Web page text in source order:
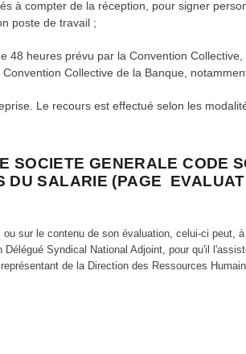
à compter de la réception, pour signer
poste de travail ;
48 heures prévu par la Convention
Collective de la Banque,
Le recours est effectué selon les
SOCIETE GENERALE CODE
DU SALARIE (PAGE
sur le contenu de son évaluation, celui-ci peut,
Syndical National Adjoint, pour qu'il
de la Direction des Ressources